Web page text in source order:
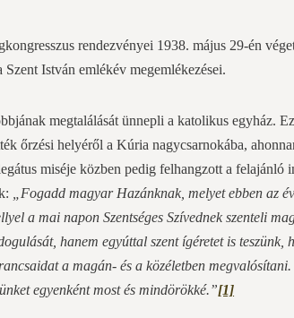
rendezvényei 1938. május 29-én
István emlékév megemlékezései.
megtalálását ünnepli a katolikus egyház.
őrzési helyéről a Kúria nagycsarnokába,
miséje közben pedig felhangzott a felajánló
„Fogadd magyar Hazánknak, melyet ebben az
a mai napon Szentséges Szívednek szenteli
hanem egyúttal szent ígéretet is
a magán- és a közéletben
egyenként most és mindörökké.”[1]